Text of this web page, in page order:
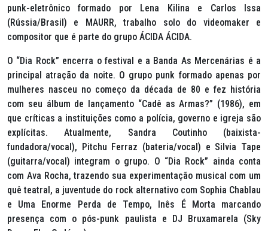
punk-eletrônico formado por Lena Kilina e Carlos Issa
(Rússia/Brasil) e MAURR, trabalho solo do videomaker e
compositor que é parte do grupo ÁCIDA ÁCIDA.
O “Dia Rock” encerra o festival e a Banda As Mercenárias é a
principal atração da noite. O grupo punk formado apenas por
mulheres nasceu no começo da década de 80 e fez história
com seu álbum de lançamento “Cadê as Armas?” (1986), em
que críticas a instituições como a polícia, governo e igreja são
explícitas. Atualmente, Sandra Coutinho (baixista-
fundadora/vocal), Pitchu Ferraz (bateria/vocal) e Silvia Tape
(guitarra/vocal) integram o grupo. O “Dia Rock” ainda conta
com Ava Rocha, trazendo sua experimentação musical com um
quê teatral, a juventude do rock alternativo com Sophia Chablau
e Uma Enorme Perda de Tempo, Inês É Morta marcando
presença com o pós-punk paulista e DJ Bruxamarela (Sky